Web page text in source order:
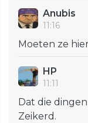
Anubis
11:16
Moeten ze
HP
11:11
Dat die
Zeikerd.